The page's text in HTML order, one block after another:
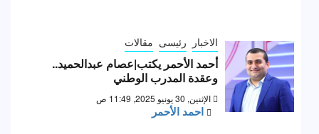
الاخبار رئيسى مقالات
أحمد الأحمر يكتب|عصام عبدالحميد..
وعقدة المدرب الوطني
الإثنين, 30 يونيو 2025, 11:49 ص
احمد الأحمر